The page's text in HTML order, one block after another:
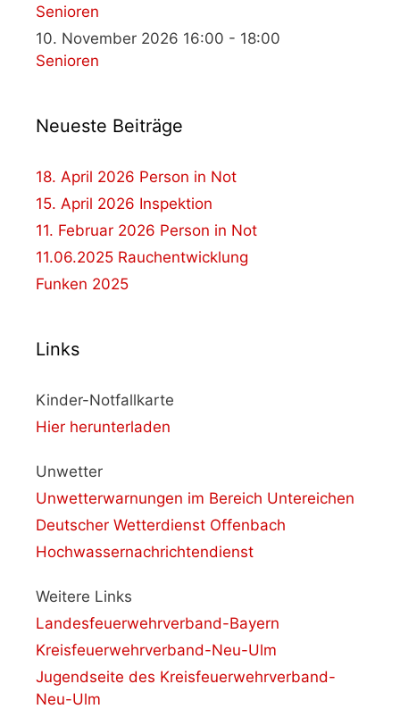
Senioren
10. November 2026 16:00 - 18:00
Senioren
Neueste Beiträge
18. April 2026 Person in Not
15. April 2026 Inspektion
11. Februar 2026 Person in Not
11.06.2025 Rauchentwicklung
Funken 2025
Links
Kinder-Notfallkarte
Hier herunterladen
Unwetter
Unwetterwarnungen im Bereich Untereichen
Deutscher Wetterdienst Offenbach
Hochwassernachrichtendienst
Weitere Links
Landesfeuerwehrverband-Bayern
Kreisfeuerwehrverband-Neu-Ulm
Jugendseite des Kreisfeuerwehrverband-
Neu-Ulm